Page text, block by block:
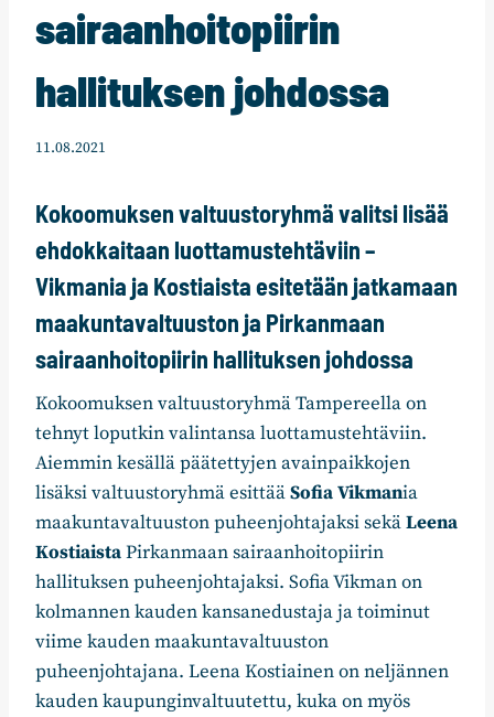
sairaanhoitopiirin
hallituksen johdossa
11.08.2021
Kokoomuksen valtuustoryhmä valitsi lisää
ehdokkaitaan luottamustehtäviin –
Vikmania ja Kostiaista esitetään jatkamaan
maakuntavaltuuston ja Pirkanmaan
sairaanhoitopiirin hallituksen johdossa
Kokoomuksen valtuustoryhmä Tampereella on
tehnyt loputkin valintansa luottamustehtäviin.
Aiemmin kesällä päätettyjen avainpaikkojen
lisäksi valtuustoryhmä esittääSofia Vikmania
maakuntavaltuuston puheenjohtajaksi sekäLeena
KostiaistaPirkanmaan sairaanhoitopiirin
hallituksen puheenjohtajaksi. Sofia Vikman on
kolmannen kauden kansanedustaja ja toiminut
viime kauden maakuntavaltuuston
puheenjohtajana. Leena Kostiainen on neljännen
kauden kaupunginvaltuutettu, kuka on myös